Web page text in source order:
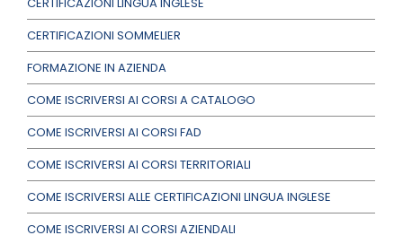
CERTIFICAZIONI SOMMELIER
FORMAZIONE IN AZIENDA
COME ISCRIVERSI AI CORSI A CATALOGO
COME ISCRIVERSI AI CORSI FAD
COME ISCRIVERSI AI CORSI TERRITORIALI
COME ISCRIVERSI ALLE CERTIFICAZIONI LINGUA INGLESE
COME ISCRIVERSI AI CORSI AZIENDALI